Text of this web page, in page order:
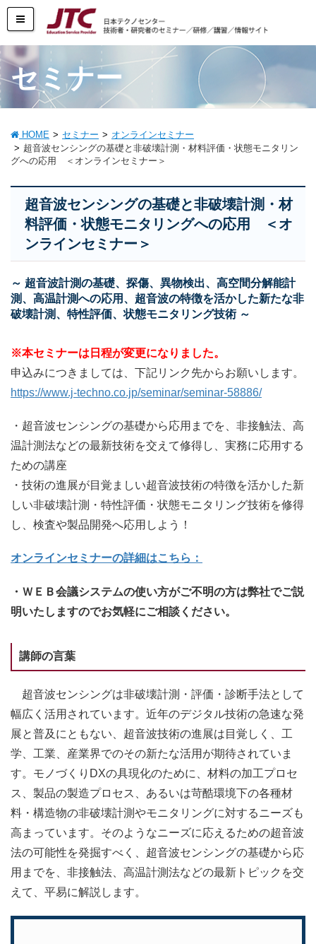
セミナー
HOME セミナー
オンラインセミナー
超音波センシングの基礎と非破壊計測・材料評価・状態モニタリン
グへの応用 ＜オンラインセミナー＞
超音波センシングの基礎と非破壊計測・材
料評価・状態モニタリングへの応用 ＜オ
ンラインセミナー＞
～ 超音波計測の基礎、探傷、異物検出、高空間分解能計
測、高温計測への応用、超音波の特徴を活かした新たな非
破壊計測、特性評価、状態モニタリング技術 ～
※本セミナーは日程が変更になりました。
申込みにつきましては、下記リンク先からお願いします。
https://www.j-techno.co.jp/seminar/seminar-58886/
・超音波センシングの基礎から応用までを、非接触法、高
温計測法などの最新技術を交えて修得し、実務に応用する
ための講座
・技術の進展が目覚ましい超音波技術の特徴を活かした新
しい非破壊計測・特性評価・状態モニタリング技術を修得
し、検査や製品開発へ応用しよう！
オンラインセミナーの詳細はこちら：
・ＷＥＢ会議システムの使い方がご不明の方は弊社でご説
明いたしますのでお気軽にご相談ください。
講師の言葉
超音波センシングは非破壊計測・評価・診断手法として
幅広く活用されています。近年のデジタル技術の急速な発
展と普及にともない、超音波技術の進展は目覚しく、工
学、工業、産業界でのその新たな活用が期待されていま
す。モノづくりDXの具現化のために、材料の加工プロセ
ス、製品の製造プロセス、あるいは苛酷環境下の各種材
料・構造物の非破壊計測やモニタリングに対するニーズも
高まっています。そのようなニーズに応えるための超音波
法の可能性を発掘すべく、超音波センシングの基礎から応
用までを、非接触法、高温計測法などの最新トピックを交
えて、平易に解説します。